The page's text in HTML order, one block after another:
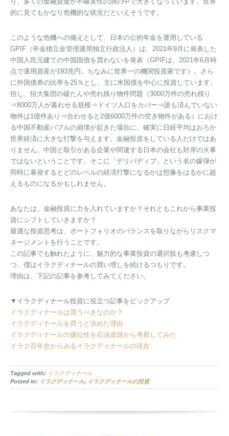
的に見てもかなり危機的な状況だといえそうです。
このような危機への備えとして、日本の公的年金を運用している
GPIF（年金積立金管理運用独立行政法人）は、2021年9月に発表した
中国人民元建ての中国国債を買わないを発表（GPIFは、2021年6月時
点で運用資産が193兆円。ちなみに世界一の機関投資家です）。さら
に外国債券の比率を25％とし、主に米国債を中心に投資しています。
但し、恒大集団の破たんや売れ残り物件問題（3000万件の売れ残り
⇒8000万人が暮れせる規模⇒ドイツ人口をカバー⇒誰も済んでいない
物件は1億件あり⇒合わせると2億6000万件の空き物件がある）におけ
る中国不動産バブルの崩壊が起きた場合に、確実に日経平均はおろか
世界経済に大きな打撃を与えます。金融投資をしている人だけではあ
りません。中国と取引がある企業や関連する日本の会社も対岸の火事
ではないということです。そこに「デリバディブ」という名の爆弾が
同時に暴発するとどのレベルの経済打撃になるかは想像をはるかに超
えるものになるかもしれません。
あなたは、金融投資に力を入れていますか？それともこれから事業投
資にシフトしていきますか？
最適な投資思考は、ポートフォリオのバランスを取りながらリスクマ
ネージメントを行うことです。
この記事でも触れたように、魅力的な事業投資の選択肢も考慮しつ
つ、僕はイラクディナールの買い増しを続けるつもりです。
理由は、下記の記事を参考してみてください。
▼イラクディナール投資に役立つ記事をピックアップ
イラクディナールは買うべきなのか？
イラクディナールを買うと決めた理由
イラクディナールの優位性を石油資源から考察してみた
イラク百年史からみるイラクディナールの現在
Tagged with: イラクディナール
Posted in: イラクディナール, イラクディナールの投資